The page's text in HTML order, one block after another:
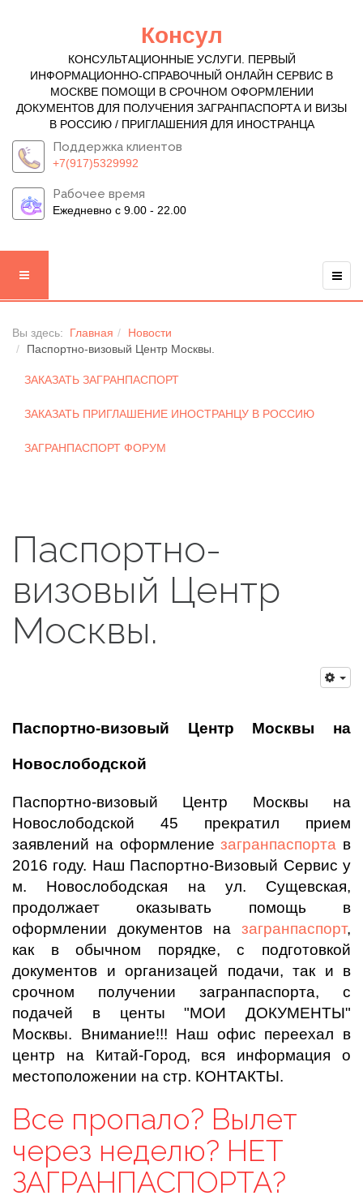
Консул
КОНСУЛЬТАЦИОННЫЕ УСЛУГИ. ПЕРВЫЙ
ИНФОРМАЦИОННО-СПРАВОЧНЫЙ ОНЛАЙН СЕРВИС В
МОСКВЕ ПОМОЩИ В СРОЧНОМ ОФОРМЛЕНИИ
ДОКУМЕНТОВ ДЛЯ ПОЛУЧЕНИЯ ЗАГРАНПАСПОРТА И ВИЗЫ
В РОССИЮ / ПРИГЛАШЕНИЯ ДЛЯ ИНОСТРАНЦА
Поддержка клиентов
+7(917)5329992
Рабочее время
Ежедневно с 9.00 - 22.00
Вы здесь: Главная
Новости
Паспортно-визовый Центр Москвы.
ЗАКАЗАТЬ ЗАГРАНПАСПОРТ
ЗАКАЗАТЬ ПРИГЛАШЕНИЕ ИНОСТРАНЦУ В РОССИЮ
ЗАГРАНПАСПОРТ ФОРУМ
Паспортно-
визовый Центр
Москвы.
Паспортно-визовый Центр Москвы на
Новослободской
Паспортно-визовый Центр Москвы на
Новослободской 45 прекратил прием
заявлений на оформлениезагранпаспорта в
2016 году. Наш Паспортно-Визовый Сервис у
м. Новослободская на ул. Сущевская,
продолжает оказывать помощь в
оформлении документов на загранпаспорт,
как в обычном порядке, с подготовкой
документов и организацей подачи, так и в
срочном получении загранпаспорта, с
подачей в центы "МОИ ДОКУМЕНТЫ"
Москвы. Внимание!!! Наш офис переехал в
центр на Китай-Город, вся информация о
местоположении на стр. КОНТАКТЫ.
Все пропало? Вылет
через неделю? НЕТ
ЗАГРАНПАСПОРТА?